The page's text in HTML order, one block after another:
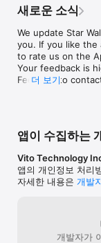
새로운 소식
We update Star
you. If you like the
to rate us on the
Your feedback is
Feel free to
더 보기
앱이 수집하는
Vito Technology
앱의 개인정보 처리
자세한 내용은 개발
개발자가